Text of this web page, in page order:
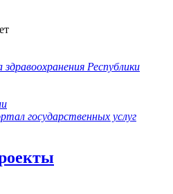
Республики
государственных услуг